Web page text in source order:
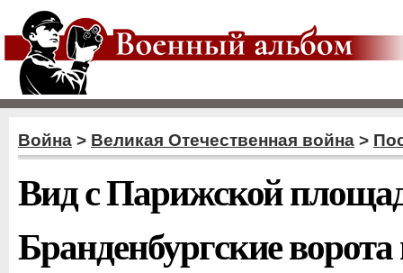
Война > Великая Отечественная война >
Вид с Парижской
Бранденбургские